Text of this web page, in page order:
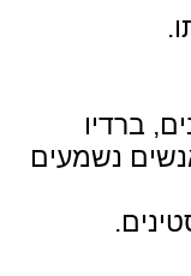
ברדיו
נשמעים